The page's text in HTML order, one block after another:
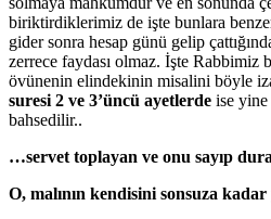
biriktirdiklerimiz de işte bunlara
gider sonra hesap günü gelip
zerrece faydası olmaz. İşte Rabbimiz
övünenin elindekinin misalini böyle
suresi 2 ve 3’üncü ayetlerde ise yine
bahsedilir..
…servet toplayan ve onu sayıp
O, malının kendisini sonsuza kadar